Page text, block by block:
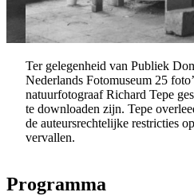
Ter gelegenheid van Publiek
Nederlands Fotomuseum 25
natuurfotograaf Richard Tepe
te downloaden zijn. Tepe
de auteursrechtelijke restricties
vervallen.
Programma